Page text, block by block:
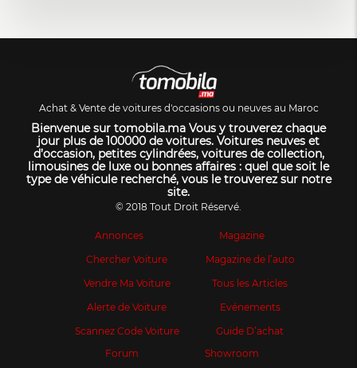
Achat & Vente de voitures d'occasions ou neuves au Maroc
Bienvenue sur tomobila.ma Vous y trouverez chaque
jour plus de 100000 de voitures. Voitures neuves et
d’occasion, petites cylindrées, voitures de collection,
limousines de luxe ou bonnes affaires : quel que soit le
type de véhicule recherché, vous le trouverez sur notre
site.
© 2018 Tout Droit Réservé.
Annonces
Chercher Voiture
Vendre Ma Voiture
Alerte de Voiture
Scannez Code Voiture
Magazine
Magazine de l’auto
Tous les Articles
Evénements
Guide D’achat
Forum
Showroom